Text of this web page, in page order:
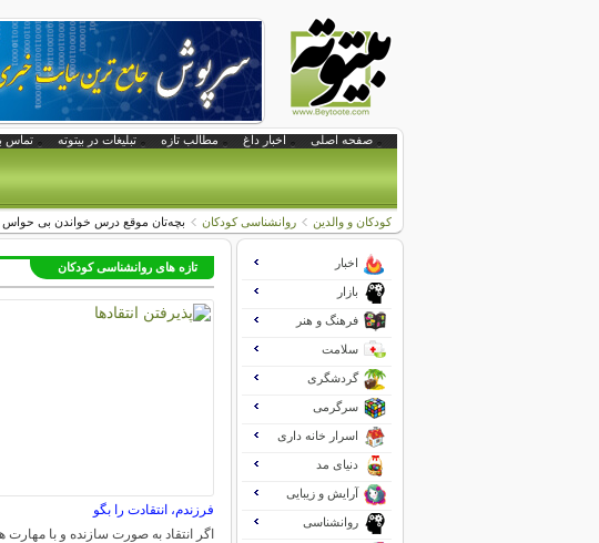
صفحه اصلی اخبار داغ مطالب تازه تبلیغات در بیتوته تماس
کودکان و والدین روانشناسی کودکان بچه‌تان موقع درس خواندن بی
تازه های روانشناسی کودکان
فرزندم، انتقادت را بگو
اگر انتقاد به صورت سازنده و با مهارت
اخبار
بازار
فرهنگ و هنر
سلامت
گردشگری
سرگرمی
اسرار خانه داری
دنیای مد
آرایش و زیبایی
روانشناسی